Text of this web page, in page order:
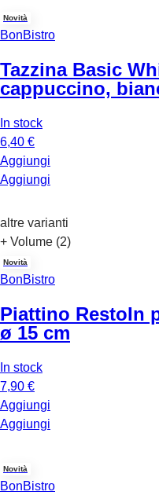
Novità
BonBistro
Tazzina Basic
cappuccino,
In stock
6,40 €
Aggiungi
Aggiungi
altre varianti
+ Volume (2)
Novità
BonBistro
Piattino RestoIn
ø 15 cm
In stock
7,90 €
Aggiungi
Aggiungi
Novità
BonBistro